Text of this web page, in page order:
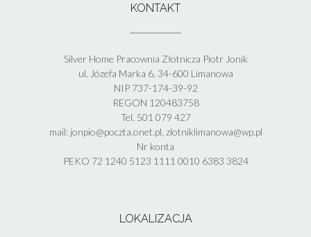
KONTAKT
Silver Home Pracownia Złotnicza Piotr Jonik
ul. Józefa Marka 6, 34-600 Limanowa
NIP 737-174-39-92
REGON 120483758
Tel. 501 079 427
mail: jonpio@poczta.onet.pl, zlotniklimanowa@wp.pl
Nr konta
PEKO 72 1240 5123 1111 0010 6383 3824
LOKALIZACJA